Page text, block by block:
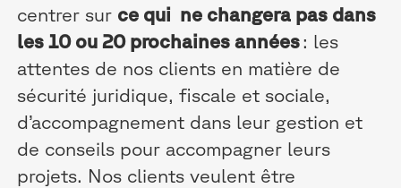
centrer sur ce qui ne changera pas dans
les 10 ou 20 prochaines années: les
attentes de nos clients en matière de
sécurité juridique, fiscale et sociale,
d’accompagnement dans leur gestion et
de conseils pour accompagner leurs
projets. Nos clients veulent être